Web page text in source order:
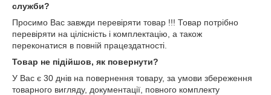
служби?
Просимо Вас завжди перевіряти товар !!! Товар потрібно
перевіряти на цілісність і комплектацію, а також
переконатися в повній працездатності.
Товар не підійшов, як повернути?
У Вас є 30 днів на повернення товару, за умови збереження
товарного вигляду, документації, повного комплекту